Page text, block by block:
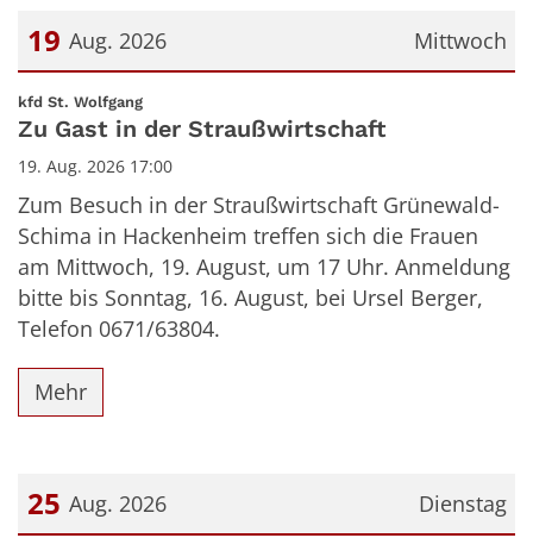
Mittwoch
19 Aug. 2026
Datum: 19. August 2026
kfd St. Wolfgang:
Zu Gast in der Straußwirtschaft
19. Aug. 2026 17:00
Zum Besuch in der Straußwirtschaft Grünewald-
Schima in Hackenheim treffen sich die Frauen
am Mittwoch, 19. August, um 17 Uhr. Anmeldung
bitte bis Sonntag, 16. August, bei Ursel Berger,
Telefon 0671/63804.
Mehr
Dienstag
25 Aug. 2026